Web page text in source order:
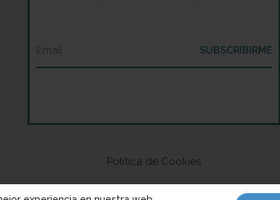
SUBSCRIBIRME
Política de Cookies